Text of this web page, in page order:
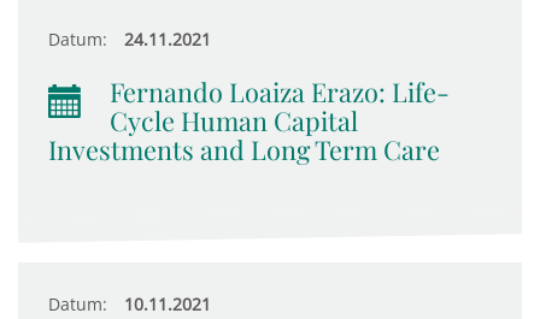
Datum: 24.11.2021
Fernando Loaiza Erazo: Life-
Cycle Human Capital
Investments and Long Term Care
Datum: 10.11.2021